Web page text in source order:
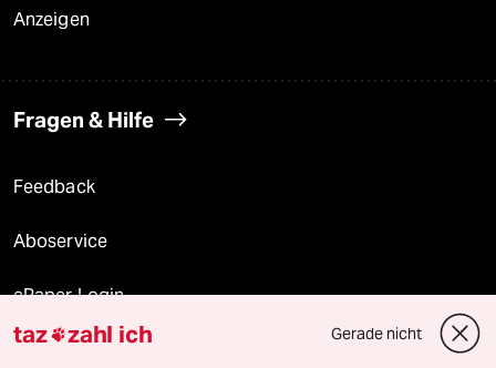
Anzeigen
Fragen & Hilfe
Feedback
Aboservice
ePaper Login
Downloads für Abonnierende
taz zahl ich Gerade nicht